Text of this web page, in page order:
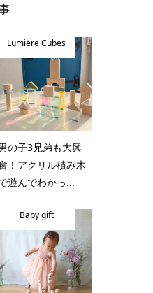
Lumiere Cubes
の子3兄弟も大興
！アクリル積み木
遊んでわかっ...
Baby gift